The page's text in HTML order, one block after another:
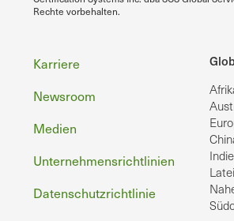
Rechte vorbehalten.
Fußzeile
Karriere
Newsroom
Medien
Unternehmensrichtlinien
Datenschutzrichtlinie